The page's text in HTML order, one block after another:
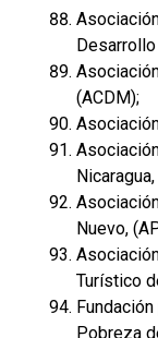
(ACDM);
Nuevo,
Turístico
Pobreza